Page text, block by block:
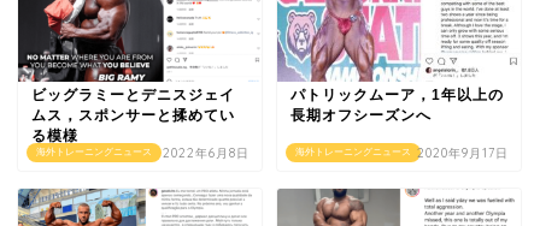
海外トレーニングニュース
ビッグラミーとデニスジェイ
ムス，スポンサーと揉めてい
る模様
2022年6月8日 海外トレーニングニュース
パトリックムーア，1年以上の
長期オフシーズンへ
2020年9月17日